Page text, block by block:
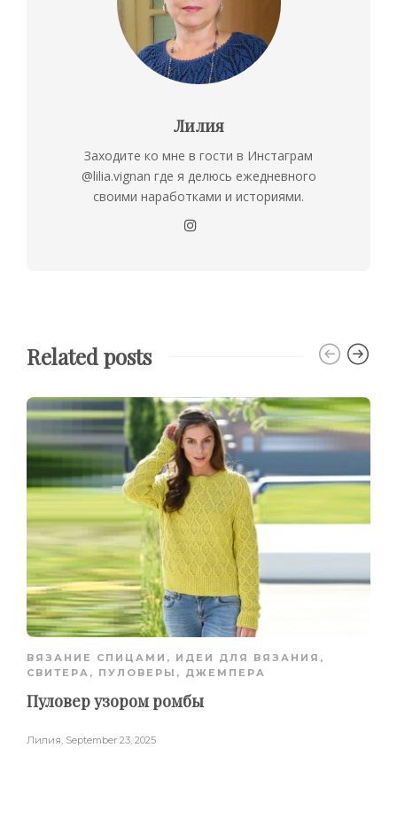
Лилия
Заходите ко мне в гости в Инстаграм
@lilia.vignan где я делюсь ежедневного
своими наработками и историями.
Related posts
ВЯЗАНИЕ СПИЦАМИ , ИДЕИ ДЛЯ ВЯЗАНИЯ ,
СВИТЕРА, ПУЛОВЕРЫ, ДЖЕМПЕРА
Пуловер узором ромбы
Лилия, September 23, 2025